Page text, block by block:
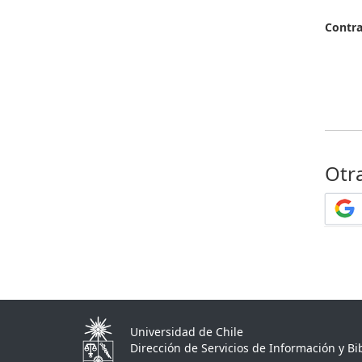
Universidad de Chile
Dirección de Servicios de Información y